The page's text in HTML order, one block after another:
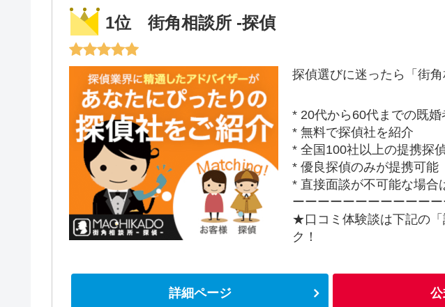
1位 街角相談所 -探偵
探偵選びに迷ったら「街
* 20代から60代までの既婚
* 無料で探偵社を紹介
* 全国100社以上の提携探
* 優良探偵のみが提携可能
* 直接面談が不可能な場合
ーーーーーーーーーーー
★口コミ体験談は下記の「
ク！
詳細ページ